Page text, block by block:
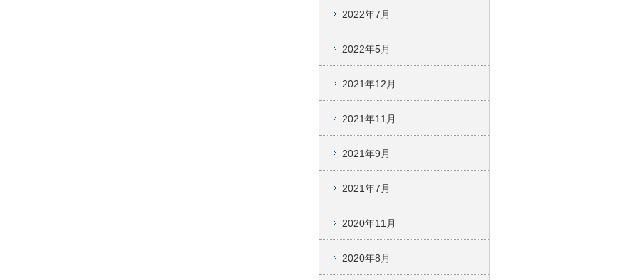
2022年7月
2022年5月
2021年12月
2021年11月
2021年9月
2021年7月
2020年11月
2020年8月